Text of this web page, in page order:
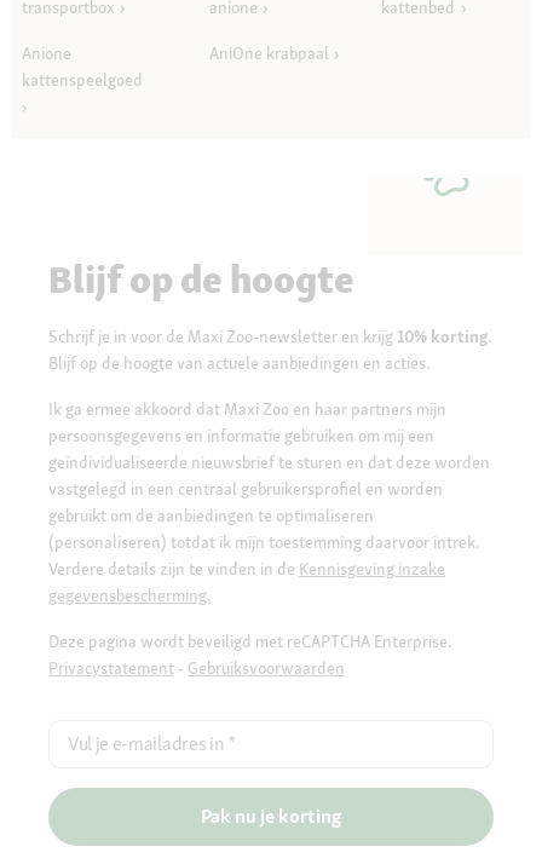
transportbox
anione
kattenbed
Anione
kattenspeelgoed
AniOne krabpaal
Blijf op de hoogte
Schrijf je in voor de Maxi Zoo-newsletter en krijg 10% korting.
Blijf op de hoogte van actuele aanbiedingen en acties.
Ik ga ermee akkoord dat Maxi Zoo en haar partners mijn
persoonsgegevens en informatie gebruiken om mij een
geïndividualiseerde nieuwsbrief te sturen en dat deze worden
vastgelegd in een centraal gebruikersprofiel en worden
gebruikt om de aanbiedingen te optimaliseren
(personaliseren) totdat ik mijn toestemming daarvoor intrek.
Verdere details zijn te vinden in de Kennisgeving inzake
gegevensbescherming.
Deze pagina wordt beveiligd met reCAPTCHA Enterprise.
Privacystatement - Gebruiksvoorwaarden
Vul je e-mailadres in *
Pak nu je korting